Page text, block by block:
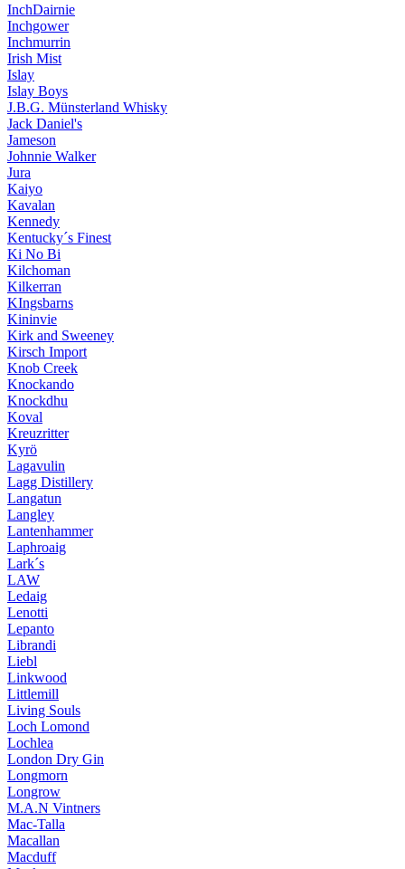
InchDairnie
Inchgower
Inchmurrin
Irish Mist
Islay
Islay Boys
J.B.G. Münsterland Whisky
Jack Daniel's
Jameson
Johnnie Walker
Jura
Kaiyo
Kavalan
Kennedy
Kentucky´s Finest
Ki No Bi
Kilchoman
Kilkerran
KIngsbarns
Kininvie
Kirk and Sweeney
Kirsch Import
Knob Creek
Knockando
Knockdhu
Koval
Kreuzritter
Kyrö
Lagavulin
Lagg Distillery
Langatun
Langley
Lantenhammer
Laphroaig
Lark´s
LAW
Ledaig
Lenotti
Lepanto
Librandi
Liebl
Linkwood
Littlemill
Living Souls
Loch Lomond
Lochlea
London Dry Gin
Longmorn
Longrow
M.A.N Vintners
Mac-Talla
Macallan
Macduff